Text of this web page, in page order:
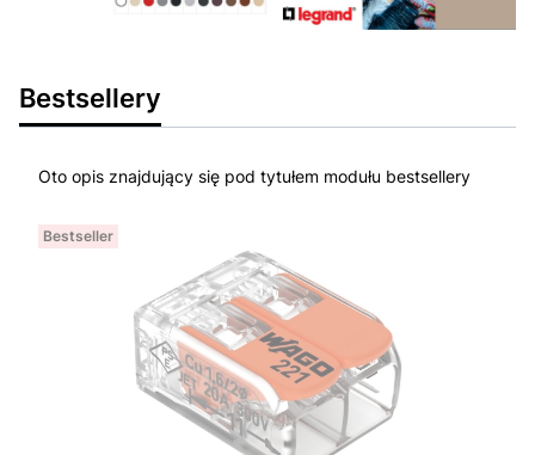
Bestsellery
Oto opis znajdujący się pod tytułem modułu bestsellery
Bestseller